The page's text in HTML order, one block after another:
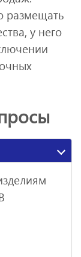
размещать
у него